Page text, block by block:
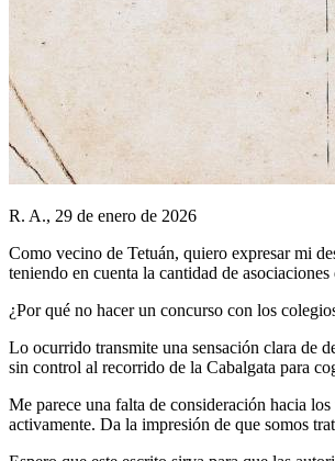
R. A., 29 de enero de 2026
Como vecino de Tetuán, quiero expresar mi
teniendo en cuenta la cantidad de
¿Por qué no hacer un concurso con los
Lo ocurrido transmite una sensación clara de
sin control al recorrido de la Cabalgata para
Me parece una falta de consideración hacia
activamente. Da la impresión de que somos